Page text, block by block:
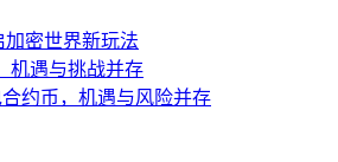
加密世界新玩法
机遇与挑战并存
约币，机遇与风险并存